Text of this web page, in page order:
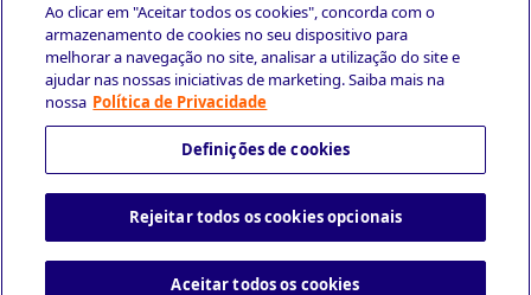
Avenida Cais do Apolo, 77
+55 81 3419-6700
Política de Privacidade Portal da Privacidade
Ao clicar em "Aceitar todos os cookies", concorda com o
armazenamento de cookies no seu dispositivo para
melhorar a navegação no site, analisar a utilização do site e
ajudar nas nossas iniciativas de marketing. Saiba mais na
nossa Política de Privacidade
Definições de cookies
Rejeitar todos os cookies opcionais
Aceitar todos os cookies